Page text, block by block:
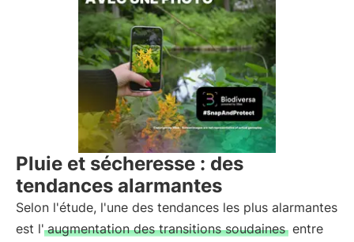
Pluie et sécheresse : des
tendances alarmantes
Selon l'étude, l'une des tendances les plus alarmantes
est l' augmentation des transitions soudaines entre